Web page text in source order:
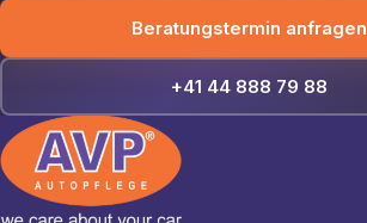
Beratungstermin anfragen
+41 44 888 79 88